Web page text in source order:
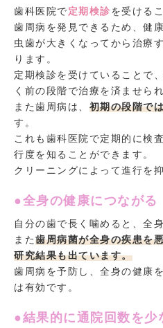
歯科医院で定期検診を受ける
歯周病を発見できるため、健
虫歯が大きくなってから治療
ります。
定期検診を受けていることで
く前の段階で治療を済ませられ
また歯周病は、 初期の段階で
す。
これも歯科医院で定期的に検
行度を知ることができます。
クリーニングによって進行を
●全身の健康につながる
自分の歯で長く噛めると、全
また歯周病菌が全身の疾患を
研究結果も出ています。
歯周病を予防し、全身の健康
は有効です。
●結果的に通院回数を少